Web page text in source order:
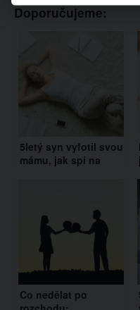
Doporučujeme:
5letý syn vyfotil svou
mámu, jak spí na
Co nedělat po